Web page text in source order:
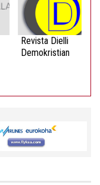
Revista Dielli
Demokristian